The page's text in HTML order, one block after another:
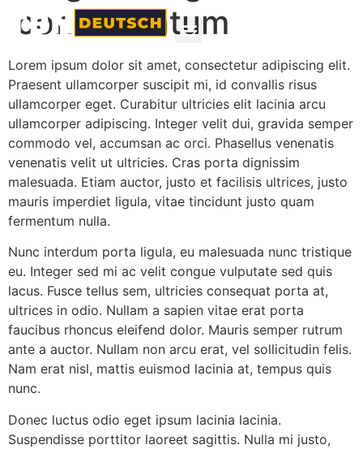
condimentum
Lorem ipsum dolor sit amet, consectetur adipiscing elit.
Praesent ullamcorper suscipit mi, id convallis risus
ullamcorper eget. Curabitur ultricies elit lacinia arcu
ullamcorper adipiscing. Integer velit dui, gravida semper
commodo vel, accumsan ac orci. Phasellus venenatis
venenatis velit ut ultricies. Cras porta dignissim
malesuada. Etiam auctor, justo et facilisis ultrices, justo
mauris imperdiet ligula, vitae tincidunt justo quam
fermentum nulla.
Nunc interdum porta ligula, eu malesuada nunc tristique
eu. Integer sed mi ac velit congue vulputate sed quis
lacus. Fusce tellus sem, ultricies consequat porta at,
ultrices in odio. Nullam a sapien vitae erat porta
faucibus rhoncus eleifend dolor. Mauris semper rutrum
ante a auctor. Nullam non arcu erat, vel sollicitudin felis.
Nam erat nisl, mattis euismod lacinia at, tempus quis
nunc.
Donec luctus odio eget ipsum lacinia lacinia.
Suspendisse porttitor laoreet sagittis. Nulla mi justo,